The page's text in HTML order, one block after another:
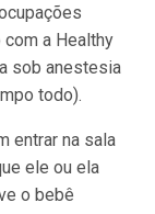
a Healthy
sob anestesia
todo).
entrar na sala
ele ou ela
o bebê